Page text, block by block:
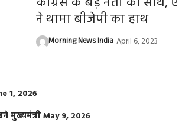
ने थामा बीजेपी का हाथ
Morning News India April 6, 2023
1, 2026
मुख्यमंत्रीMay 9, 2026